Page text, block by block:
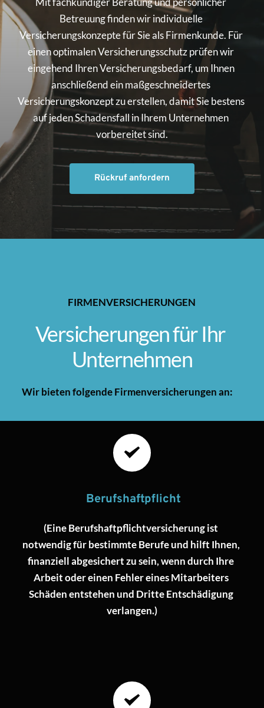
Betreuung finden wir individuelle
Versicherungskonzepte für Sie als Firmenkunde. Für
einen optimalen Versicherungsschutz prüfen wir
eingehend Ihren Versicherungsbedarf, um Ihnen
anschließend ein maßgeschneidertes
Versicherungskonzept zu erstellen, damit Sie bestens
auf jeden Schadensfall in Ihrem Unternehmen
vorbereitet sind.
Rückruf anfordern
FIRMENVERSICHERUNGEN
Versicherungen für Ihr
Unternehmen
Wir bieten folgende Firmenversicherungen an:
Berufshaftpflicht
(Eine Berufshaftpflichtversicherung ist
notwendig für bestimmte Berufe und hilft Ihnen,
finanziell abgesichert zu sein, wenn durch Ihre
Arbeit oder einen Fehler eines Mitarbeiters
Schäden entstehen und Dritte Entschädigung
verlangen.)